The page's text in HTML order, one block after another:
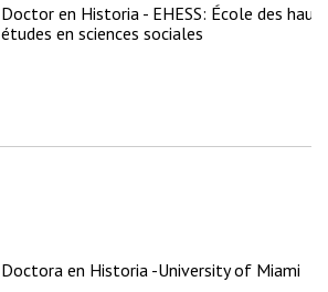
Doctor en Historia - EHESS: École des hautes
études en sciences sociales
Doctora en Historia -University of Miami